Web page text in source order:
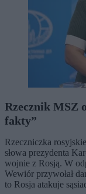
Rzecznik MSZ
fakty”
Rzeczniczka
słowa prezydenta
wojnie z Rosją. W
Wewiór przywołał
to Rosja atakuje